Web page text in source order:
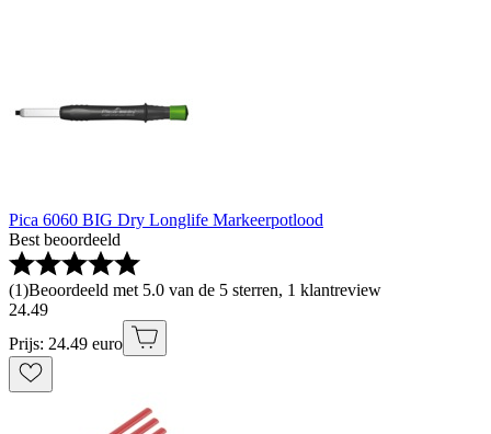
Pica 6060 BIG Dry Longlife Markeerpotlood
Best beoordeeld
(1)Beoordeeld met 5.0 van de 5 sterren, 1 klantreview
24.49
Prijs: 24.49 euro